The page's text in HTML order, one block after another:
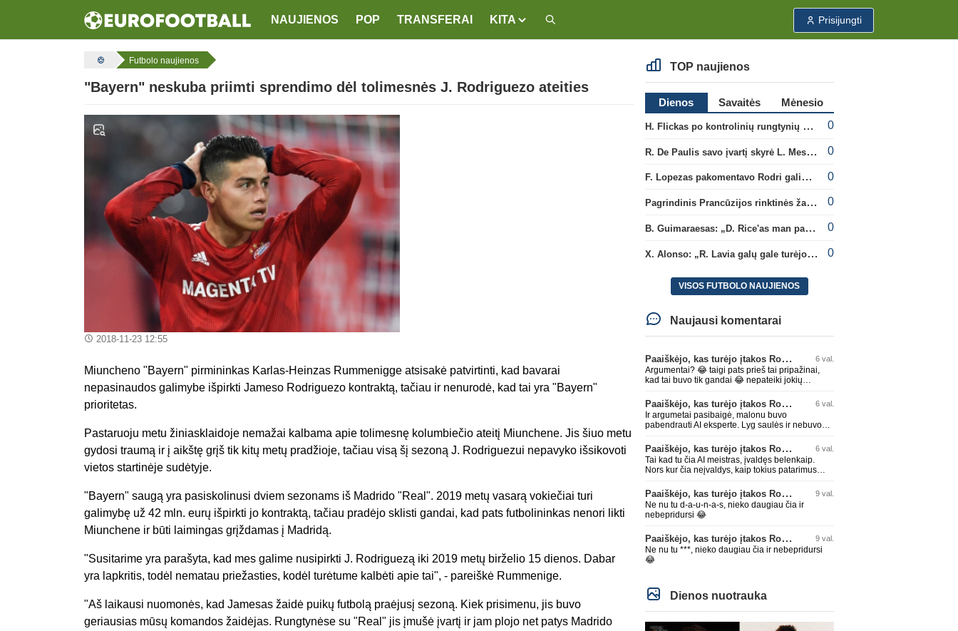
NAUJIENOS POP TRANSFERAI KITA Prisijungti
Futbolo naujienos
"Bayern" neskuba priimti sprendimo dėl tolimesnės J. Rodriguezo ateities
2018-11-23 12:55
Miuncheno "Bayern" pirmininkas Karlas-Heinzas Rummenigge atsisakė patvirtinti, kad bavarai
nepasinaudos galimybe išpirkti Jameso Rodriguezo kontraktą, tačiau ir nenurodė, kad tai yra "Bayern"
prioritetas.
Pastaruoju metu žiniasklaidoje nemažai kalbama apie tolimesnę kolumbiečio ateitį Miunchene. Jis šiuo metu
gydosi traumą ir į aikštę grįš tik kitų metų pradžioje, tačiau visą šį sezoną J. Rodriguezui nepavyko išsikovoti
vietos startinėje sudėtyje.
"Bayern" saugą yra pasiskolinusi dviem sezonams iš Madrido "Real". 2019 metų vasarą vokiečiai turi
galimybę už 42 mln. eurų išpirkti jo kontraktą, tačiau pradėjo sklisti gandai, kad pats futbolininkas nenori likti
Miunchene ir būti laimingas grįždamas į Madridą.
"Susitarime yra parašyta, kad mes galime nusipirkti J. Rodriguezą iki 2019 metų birželio 15 dienos. Dabar
yra lapkritis, todėl nematau priežasties, kodėl turėtume kalbėti apie tai", - pareiškė Rummenige.
"Aš laikausi nuomonės, kad Jamesas žaidė puikų futbolą praėjusį sezoną. Kiek prisimenu, jis buvo
geriausias mūsų komandos žaidėjas. Rungtynėse su "Real" jis įmušė įvartį ir jam plojo net patys Madrido
TOP naujienos
Dienos Savaitės
Mėnesio
H. Flickas po kontrolinių rungtynių atsisveikino su R. Araujo
0
R. De Paulis savo įvartį skyrė L. Messi mirusiam tėčiui Jorge 0
F. Lopezas pakomentavo Rodri galimybę prisijungti prie „Barcelona“ ekipos 0
Pagrindinis Prancūzijos rinktinės žaidėjas L. Digne papildė PSG gretas 0
B. Guimaraesas: „D. Rice'as man pasiūlė daugiau nebekovoti tarpusavyje“ 0
X. Alonso: „R. Lavia galų gale turėjo sužaisti visas rungtynes“ 0
VISOS FUTBOLO NAUJIENOS
Naujausi komentarai
Paaiškėjo, kas turėjo įtakos Rodri sprendimui pasirinkti Barselonos pusę 6 val.
Argumentai? 😂 taigi pats prieš tai pripažinai,
kad tai buvo tik gandai 😂 nepateiki jokių
tuščio į kiaurą pilstai 😂 visi mato,kad žolė žalia,
o tu kaip avinas atsistojęs toliau mekeni, kad
mėlyna 😂 ar tu bent pats skaitai ką tu rašai? Ar
tu bent pats supranti ant kiek bukas esi? Dėl AI
išvis veikia? O siaube... ant kiek tu žmogau
atsilupęs 😂
Paaiškėjo, kas turėjo įtakos Rodri sprendimui pasirinkti Barselonos pusę 6 val.
Ir argumetai pasibaigė, malonu buvo
pabendrauti AI eksperte. Lyg saulės ir nebuvo
sekmadienis sunkus? 🙄
Paaiškėjo, kas turėjo įtakos Rodri sprendimui pasirinkti Barselonos pusę 6 val.
Tai kad tu čia AI meistras, įvaldęs belenkaip.
Nors kur čia neįvaldys, kaip tokius patarimus
rūkai, kaip dabar liaudis kalba. Žiauriai kvailai
atrodai. Su daunais sudilaikyčiau, kaip kliedi
šitaip.
Paaiškėjo, kas turėjo įtakos Rodri sprendimui pasirinkti Barselonos pusę 9 val.
Ne nu tu d-a-u-n-a-s, nieko daugiau čia ir
nebepridursi 😂
Paaiškėjo, kas turėjo įtakos Rodri sprendimui pasirinkti Barselonos pusę 9 val.
Ne nu tu ***, nieko daugiau čia ir nebepridursi
😂
Dienos nuotrauka